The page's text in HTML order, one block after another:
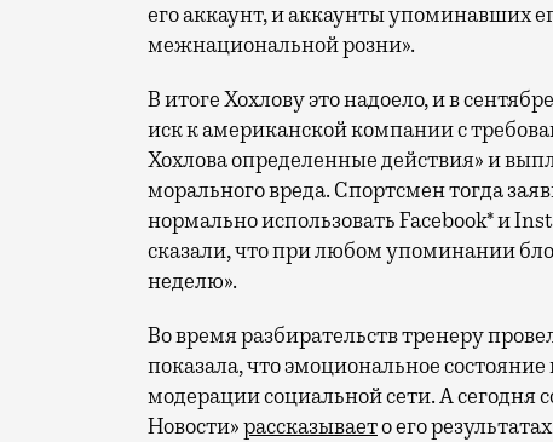
его аккаунт, и аккаунты упоминавших
межнациональной розни».
В итоге Хохлову это надоело, и в
иск к американской компании с
Хохлова определенные действия» и
морального вреда. Спортсмен тогда
нормально использовать Facebook* и
сказали, что при любом упоминании
неделю».
Во время разбирательств тренеру
показала, что эмоциональное
модерации социальной сети. А сегодня
Новости»рассказываето его